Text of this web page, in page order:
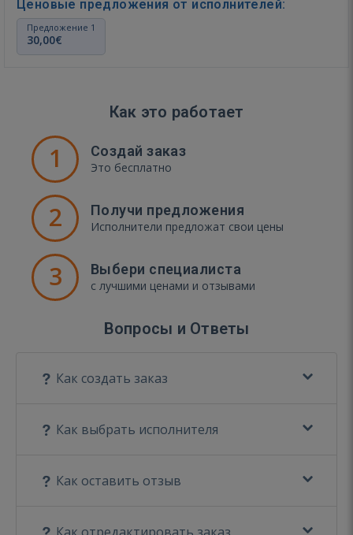
Ценовые предложения от исполнителей:
Предложение 1
30,00€
Как это работает
1 Создай заказ
Это бесплатно
2 Получи предложения
Исполнители предложат свои цены
3 Выбери специалиста
с лучшими ценами и отзывами
Вопросы и Ответы
Как создать заказ
Как выбрать исполнителя
Как оставить отзыв